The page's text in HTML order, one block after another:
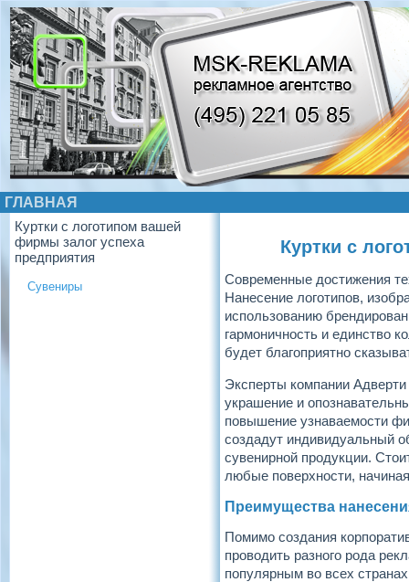
ГЛАВНАЯ
Куртки с логотипом вашей
фирмы залог успеха
предприятия
Сувениры
Куртки с
Современные достижения
Нанесение логотипов,
использованию
гармоничность и единство
будет благоприятно
Эксперты компании
украшение и
повышение узнаваемости
создадут индивидуальный
сувенирной продукции.
любые поверхности,
Преимущества
Помимо создания
проводить разного рода
популярным во всех